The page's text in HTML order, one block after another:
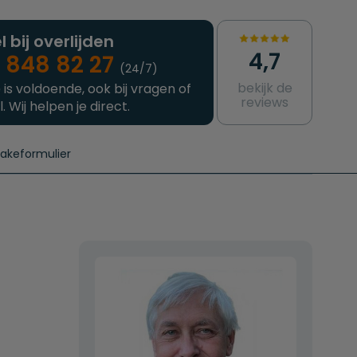
bij overlijden
82 27 (24/7)
voldoende, ook bij vragen of
Wij helpen je direct.
4,7
bekijk de
reviews